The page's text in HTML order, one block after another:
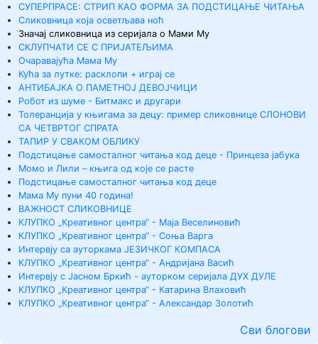
СУПЕРПРАСЕ: СТРИП КАО ФОРМА ЗА ПОДСТИЦАЊЕ ЧИТАЊА
Сликовница која осветљава ноћ
Значај сликовница из серијала о Мами Му
СКЛУПЧАТИ СЕ С ПРИЈАТЕЉИМА
Очаравајућа Мама Му
Кућа за лутке: расклопи + играј се
АНТИБАЈКА О ПАМЕТНОЈ ДЕВОЈЧИЦИ
Робот из шуме - Битмакс и другари
Толеранција у књигама за децу: пример сликовнице СЛОНОВИ
СА ЧЕТВРТОГ СПРАТА
ТАПИР У СВАКОМ ОБЛИКУ
Подстицање самосталног читања код деце - Принцеза јабука
Момо и Лили – књига од које се расте
Подстицање самосталног читања код деце
Мама Му пуни 40 година!
ВАЖНОСТ СЛИКОВНИЦЕ
КЛУПКО „Креативног центра“ - Маја Веселиновић
КЛУПКО „Креативног центра“ - Соња Варга
Интервју са ауторкама ЈЕЗИЧКОГ КОМПАСА
КЛУПКО „Креативног центра“ - Андријана Васић
Интервју с Јасном Бркић - ауторком серијала ДУХ ДУЛЕ
КЛУПКО „Креативног центра“ - Катарина Влаховић
КЛУПКО „Креативног центра“ - Александар Золотић
Сви блогови